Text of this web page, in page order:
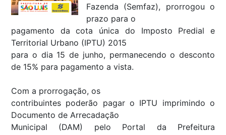
Fazenda (Semfaz), prorrogou o
prazo para o
pagamento da cota única do Imposto Predial e
Territorial Urbano (IPTU) 2015
para o dia 15 de junho, permanecendo o desconto
de 15% para pagamento a vista.
Com a prorrogação, os
contribuintes poderão pagar o IPTU imprimindo o
Documento de Arrecadação
Municipal (DAM) pelo Portal da Prefeitura